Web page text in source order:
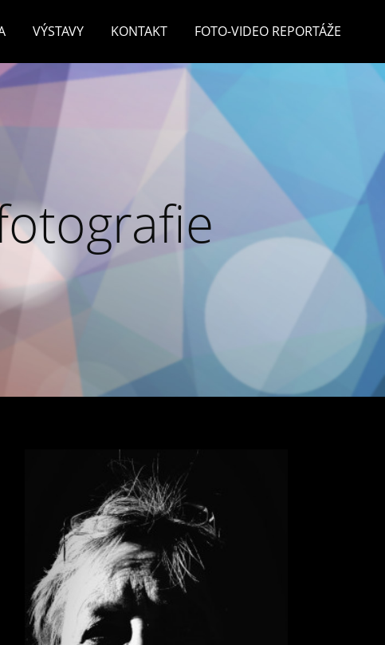
VÝSTAVY KONTAKT FOTO-VIDEO REPORTÁŽE